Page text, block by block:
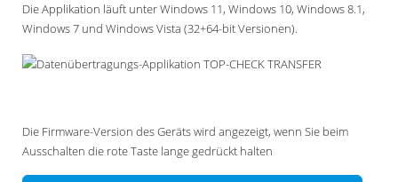
Die Applikation läuft unter Windows 11, Windows 10, Windows 8.1,
Windows 7 und Windows Vista (32+64-bit Versionen).
Die Firmware-Version des Geräts wird angezeigt, wenn Sie beim
Ausschalten die rote Taste lange gedrückt halten